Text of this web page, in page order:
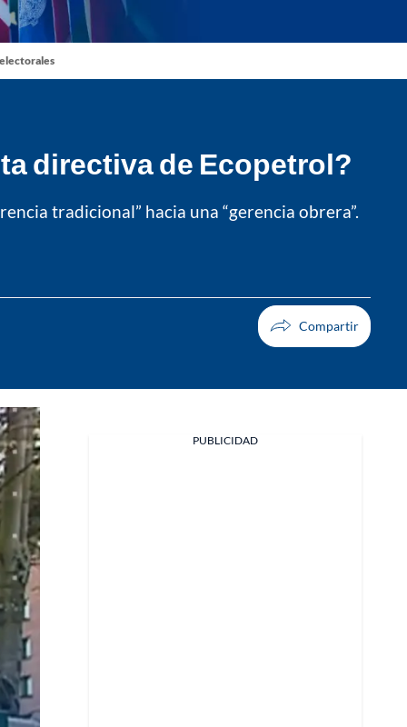
directiva de Ecopetrol?
tradicional” hacia una “gerencia obrera”.
PUBLICIDAD